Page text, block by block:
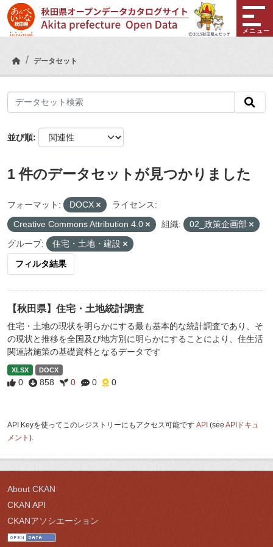
Skip to main content
メニュー
データセット
並び順
1 件のデータセットが見つかりました
フォーマット: DOCX
ライセンス:
Creative Commons Attribution 4.0
組織:
02_政策企画部
グループ:
住宅・土地・建設
フィルタ結果
【秋田県】住宅・土地統計調査
住宅・土地の現状を明らかにする最も基本的な統計調査であり、そ
の現状と推移を全国及び地方別に明らかにすることにより、住生活
関連諸施策の基礎資料となるデータです
XLSX DOCX
0 858 0 0 0
API Keyを使ってこのレジストリーにもアクセス可能です API (see APIドキュ
メント ).
About CKAN
CKAN API
CKANアソシエーション